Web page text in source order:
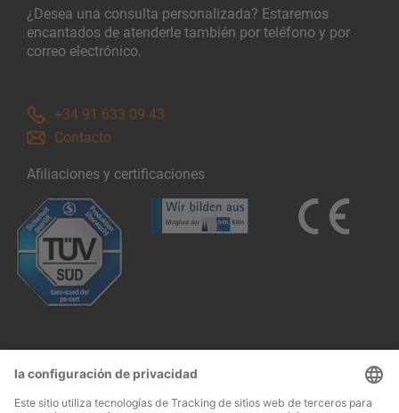
¿Desea una consulta personalizada? Estaremos
encantados de atenderle también por teléfono y por
correo electrónico.
+34 91 633 09 43
Contacto
Afiliaciones y certificaciones